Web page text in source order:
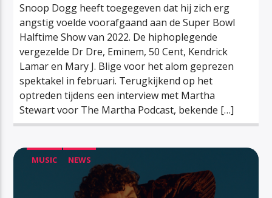
Snoop Dogg heeft toegegeven dat hij zich erg
angstig voelde voorafgaand aan de Super Bowl
Halftime Show van 2022. De hiphoplegende
vergezelde Dr Dre, Eminem, 50 Cent, Kendrick
Lamar en Mary J. Blige voor het alom geprezen
spektakel in februari. Terugkijkend op het
optreden tijdens een interview met Martha
Stewart voor The Martha Podcast, bekende […]
MUSIC NEWS